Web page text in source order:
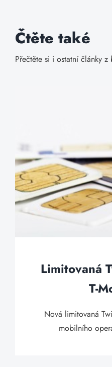
Čtěte také
Přečtěte si i ostatní články z
Limitovaná
T-
Nová limitovaná
mobilního